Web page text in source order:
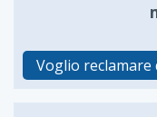
Voglio